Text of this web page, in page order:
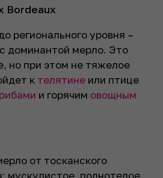
Bordeaux
регионального уровня –
доминантой мерло. Это
но при этом не тяжелое
к телятине или птице
и горячим овощным
от тосканского
мускулистое, полнотелое,